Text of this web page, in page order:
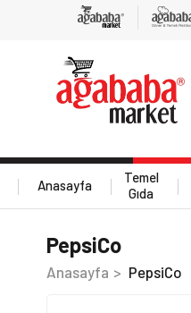
Anasayfa
Temel
Gıda
PepsiCo
Anasayfa PepsiCo